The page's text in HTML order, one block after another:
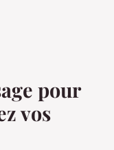
pour
vos